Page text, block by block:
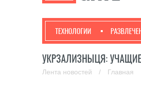
ТЕХНОЛОГИИ
УКРЗАЛИЗНЫЦЯ:
Лента новостей
/ Главная